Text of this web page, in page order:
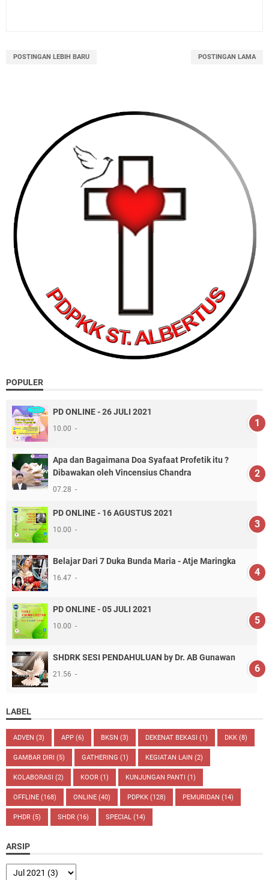
POSTINGAN LEBIH BARU POSTINGAN LAMA
POPULER
PD ONLINE - 26 JULI 2021
10.00
Apa dan Bagaimana Doa Syafaat Profetik itu ?
Dibawakan oleh Vincensius Chandra
07.28
PD ONLINE - 16 AGUSTUS 2021
10.00
Belajar Dari 7 Duka Bunda Maria - Atje Maringka
16.47
PD ONLINE - 05 JULI 2021
10.00
SHDRK SESI PENDAHULUAN by Dr. AB Gunawan
21.56
LABEL
ADVEN (3) APP (6) BKSN (3) DEKENAT BEKASI (1) DKK (8)
GAMBAR DIRI (5) GATHERING (1) KEGIATAN LAIN (2)
KOLABORASI (2) KOOR (1) KUNJUNGAN PANTI (1)
OFFLINE (168) ONLINE (40) PDPKK (128) PEMURIDAN (14)
PHDR (5) SHDR (16) SPECIAL (14)
ARSIP